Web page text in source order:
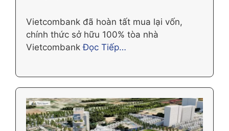
Vietcombank đã hoàn tất mua lại vốn,
chính thức sở hữu 100% tòa nhà
Vietcombank Đọc Tiếp…